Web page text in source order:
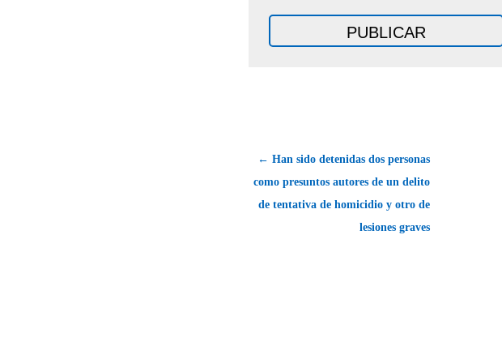
← Han sido detenidas dos personas
como presuntos autores de un delito
de tentativa de homicidio y otro de
lesiones graves